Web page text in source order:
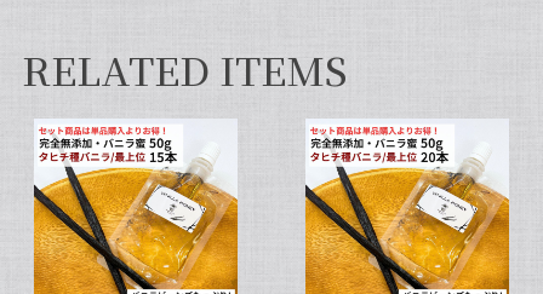
セット タヒチ種 + ブルボン種 10本 サイズだけ訳あり バニラビーンズ VANILLA VILLAGE
【スタンドパック※通常サイズ】完全無添加・天然バニラ蜜_送料無料（200g）/バニラシロップ/シロップ/バニラビーンズ/製菓材料/バニラペースト/バニラエッセンス/ギフト
2025/05/31
RELATED ITEMS